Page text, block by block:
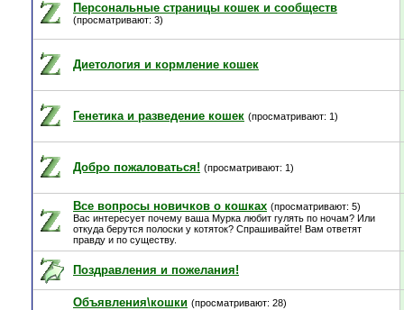
Персональные страницы кошек и сообществ
(просматривают: 3)
Диетология и кормление кошек
Генетика и разведение кошек (просматривают: 1)
Добро пожаловаться! (просматривают: 1)
Все вопросы новичков о кошках (просматривают: 5)
Вас интересует почему ваша Мурка любит гулять по ночам? Или
откуда берутся полоски у котяток? Спрашивайте! Вам ответят
правду и по существу.
Поздравления и пожелания!
Объявления\кошки (просматривают: 28)